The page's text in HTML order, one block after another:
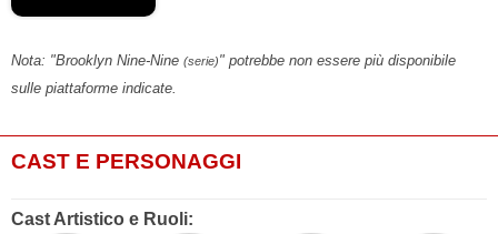
Nota: "Brooklyn Nine-Nine (serie)" potrebbe non essere più disponibile
sulle piattaforme indicate.
CAST E PERSONAGGI
Cast Artistico e Ruoli: